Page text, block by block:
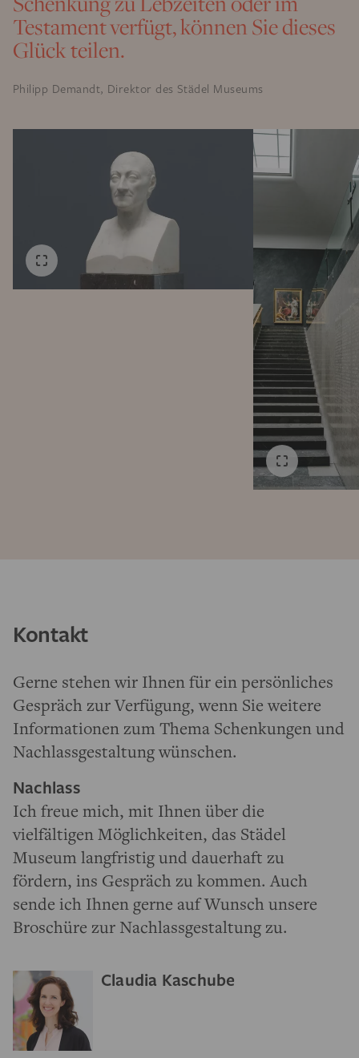
Testament verfügt, können Sie dieses
Glück teilen.
Philipp Demandt, Direktor des Städel Museums
Kontakt
Gerne stehen wir Ihnen für ein persönliches
Gespräch zur Verfügung, wenn Sie weitere
Informationen zum Thema Schenkungen und
Nachlassgestaltung wünschen.
Nachlass
Ich freue mich, mit Ihnen über die
vielfältigen Möglichkeiten, das Städel
Museum langfristig und dauerhaft zu
fördern, ins Gespräch zu kommen. Auch
sende ich Ihnen gerne auf Wunsch unsere
Broschüre zur Nachlassgestaltung zu.
Claudia Kaschube